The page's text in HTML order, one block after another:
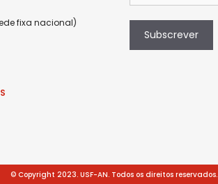
fixa nacional)
Subscrever
© Copyright 2023. USF-AN. Todos os direitos reservados.